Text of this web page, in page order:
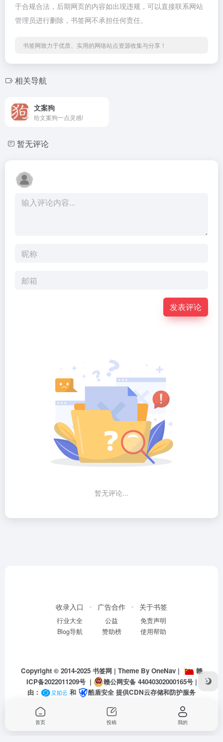
于合规合法，后期网页的内容如出现违规，可以直接联系网站
管理员进行删除，书签网不承担任何责任。
书签网致力于优质、实用的网络站点资源收集与分享！
相关导航
文案狗
给文案狗一点灵感!
暂无评论
发表评论
暂无评论...
收录入口
行业大全
Blog导航
广告合作
公益
赞助榜
关于书签
免责声明
使用帮助
Copyright © 2014-2025 书签网 | Theme By OneNav|
赣
ICP备2022011209号| 赣公网安备 44040302000165号|
由：
和 酷盾安全 提供CDN云存储和防护服务
首页 投稿 我的